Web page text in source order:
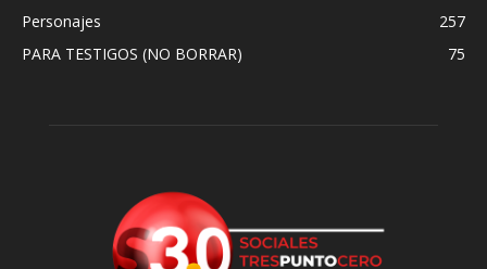
Personajes
257
PARA TESTIGOS (NO BORRAR)
75